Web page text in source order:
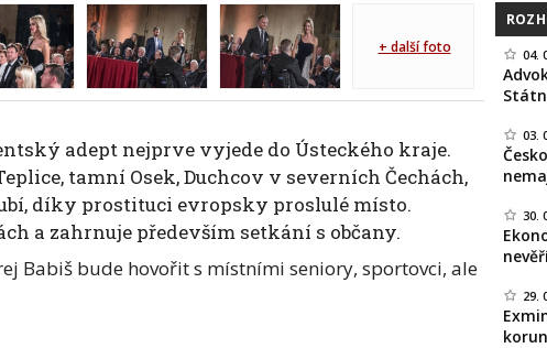
+ další foto
adept nejprve vyjede do Ústeckého kraje.
tamní Osek, Duchcov v severních Čechách,
díky prostituci evropsky proslulé místo.
a zahrnuje především setkání s občany.
Babiš bude hovořit s místními seniory, sportovci, ale
04.
03.
30.
29.